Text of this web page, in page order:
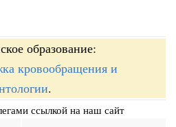
образование:
кровообращения и
.
ссылкой на наш сайт